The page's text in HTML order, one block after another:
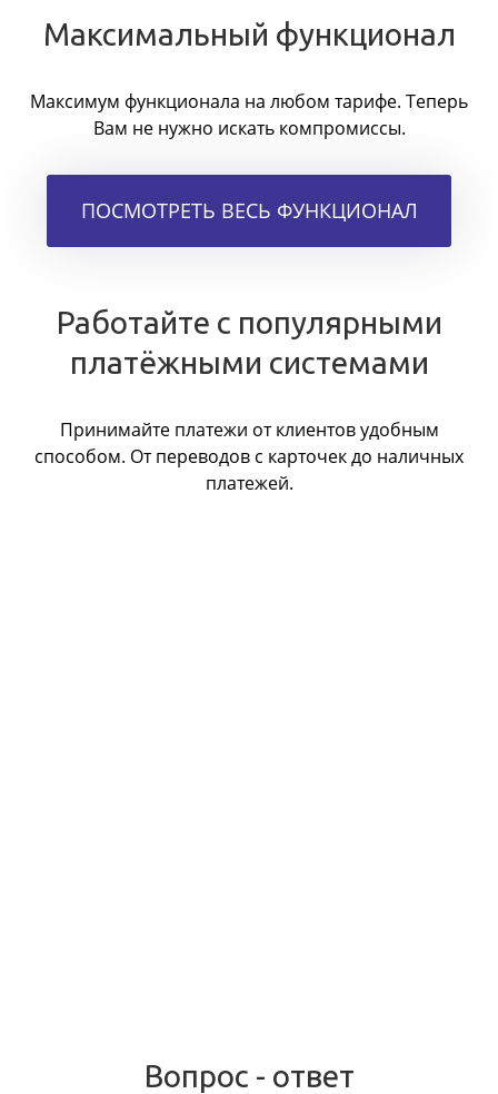
Максимальный функционал
Максимум функционала на любом тарифе. Теперь
Вам не нужно искать компромиссы.
ПОСМОТРЕТЬ ВЕСЬ ФУНКЦИОНАЛ
Работайте с популярными
платёжными системами
Принимайте платежи от клиентов удобным
способом. От переводов с карточек до наличных
платежей.
Вопрос - ответ